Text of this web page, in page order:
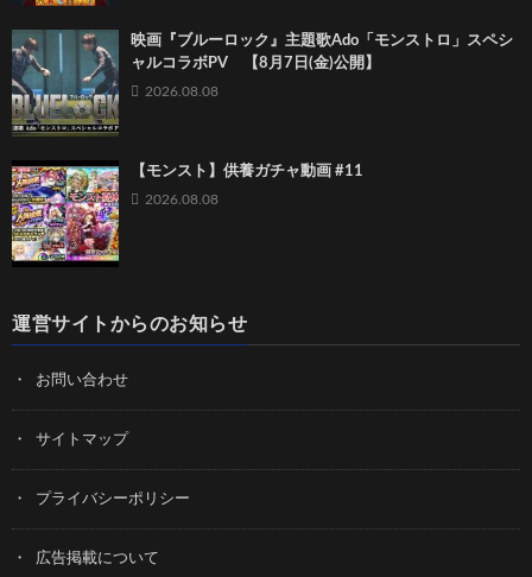
映画『ブルーロック』主題歌Ado「モンストロ」スペシ
ャルコラボPV 【8月7日(金)公開】
2026.08.08
【モンスト】供養ガチャ動画 #11
2026.08.08
運営サイトからのお知らせ
お問い合わせ
サイトマップ
プライバシーポリシー
広告掲載について